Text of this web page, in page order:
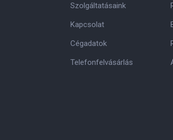
Szolgáltatásaink
Kapcsolat
Cégadatok
Telefonfelvásárlás